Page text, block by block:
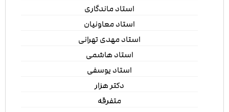
استاد ماندگاری
استاد معاونیان
استاد مهدی تهرانی
استاد هاشمی
استاد یوسفی
دکتر هزار
متفرقه